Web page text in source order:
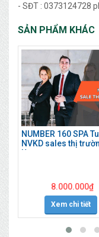
- SĐT : 0373124728
SẢN PHẨM KHÁC
NUMBER 160 SPA
NVKD sales thị
làm ngay
8.000.000₫
Xem chi tiết